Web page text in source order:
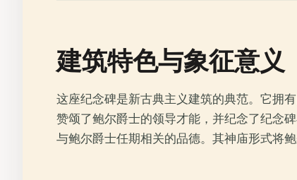
建筑特色与象征意义
这座纪念碑是新古典主义建筑的典范。它拥
赞颂了鲍尔爵士的领导才能，并纪念了纪念
与鲍尔爵士任期相关的品德。其神庙形式将